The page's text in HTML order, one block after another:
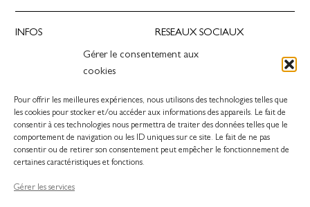
Gérer le consentement aux
cookies
Pour offrir les meilleures expériences, nous utilisons des technologies telles que
les cookies pour stocker et/ou accéder aux informations des appareils. Le fait de
consentir à ces technologies nous permettra de traiter des données telles que le
comportement de navigation ou les ID uniques sur ce site. Le fait de ne pas
consentir ou de retirer son consentement peut empêcher le fonctionnement de
certaines caractéristiques et fonctions.
Gérer les services
INFOS
SERVICE CLIENT
contact@oros.design
Guide d’entretien du bois
RESEAUX SOCIAUX
Instagram
Linkedin